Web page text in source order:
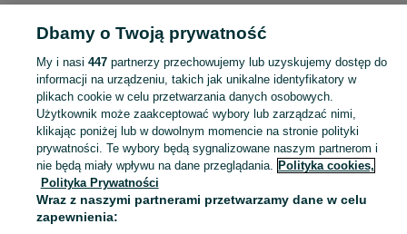
ZWIERZĘTA
KATEGORIA
Zobacz
Mapa kategorii
Mapa miejscowości
Mapa ministron
Dbamy o Twoją prywatność
My i nasi 447partnerzy przechowujemy lub uzyskujemy dostęp do
informacji na urządzeniu, takich jak unikalne identyfikatory w
plikach cookie w celu przetwarzania danych osobowych.
Użytkownik może zaakceptować wybory lub zarządzać nimi,
klikając poniżej lub w dowolnym momencie na stronie polityki
prywatności. Te wybory będą sygnalizowane naszym partnerom i
nie będą miały wpływu na dane przeglądania. Polityka cookies,
Polityka Prywatności
Wraz z naszymi partnerami przetwarzamy dane w celu
zapewnienia: